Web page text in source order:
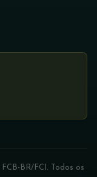
BR/FCI. Todos os